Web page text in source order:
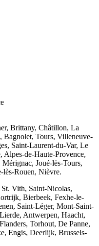
Brittany, Châtillon, La
Bagnolet, Tours, Villeneuve-
Saint-Laurent-du-Var, Le
Alpes-de-Haute-Provence,
Joué-lès-Tours,
lès-Rouen, Nièvre.
Vith, Saint-Nicolas,
Bierbeek, Fexhe-le-
Saint-Léger, Mont-Saint-
Antwerpen, Haacht,
Torhout, De Panne,
Engis, Deerlijk, Brussels-